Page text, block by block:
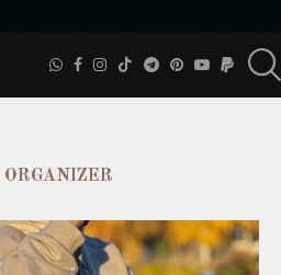
ORGANIZER